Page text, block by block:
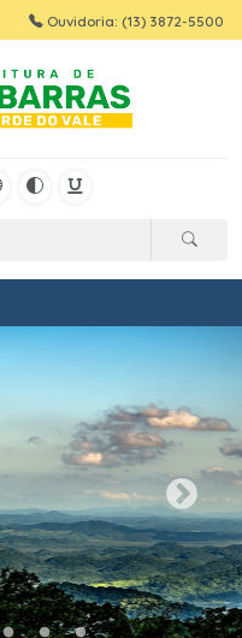
Ouvidoria: (13) 3872-5500